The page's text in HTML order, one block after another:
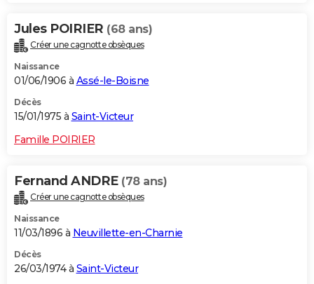
Jules POIRIER (68 ans)
Créer une cagnotte obsèques
Naissance
01/06/1906 à Assé-le-Boisne
Décès
15/01/1975 à Saint-Victeur
Famille POIRIER
Fernand ANDRE (78 ans)
Créer une cagnotte obsèques
Naissance
11/03/1896 à Neuvillette-en-Charnie
Décès
26/03/1974 à Saint-Victeur